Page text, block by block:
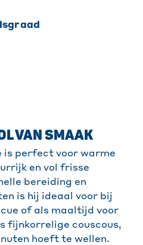
VAN SMAAK
is perfect voor warme
en vol frisse
bereiding en
is hij ideaal voor bij
of als maaltijd voor
fijnkorrelige couscous,
hoeft te wellen.